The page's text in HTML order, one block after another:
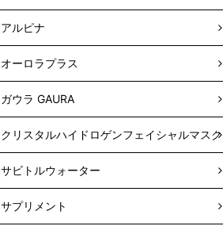
アルピナ
オーロラプラス
ガウラ GAURA
クリスタルハイドロゲンフェイシャルマスク
サビトルウォーター
サプリメント